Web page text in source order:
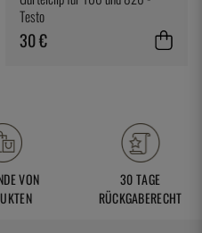
Testo
30 €
VON
30 TAGE
RÜCKGABERECHT